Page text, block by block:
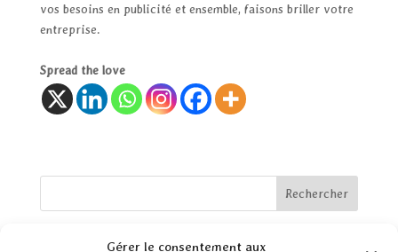
Gérer le consentement aux
vos besoins en publicité et ensemble, faisons briller votre
entreprise.
Spread the love
Rechercher